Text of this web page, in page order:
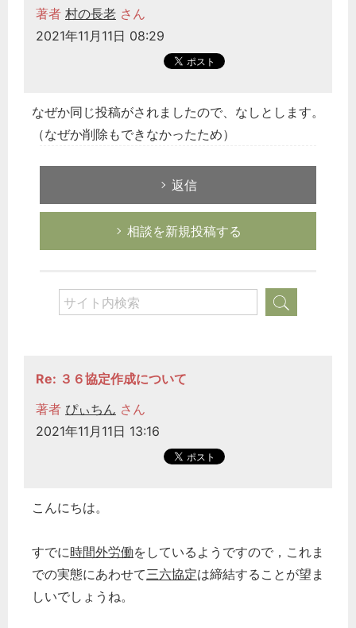
著者 村の長老 さん
2021年11月11日 08:29
なぜか同じ投稿がされましたので、なしとします。
（なぜか削除もできなかったため）
返信
相談を新規投稿する
Re: ３６協定作成について
著者 ぴぃちん さん
2021年11月11日 13:16
こんにちは。
すでに時間外労働をしているようですので，これま
での実態にあわせて三六協定は締結することが望ま
しいでしょうね。